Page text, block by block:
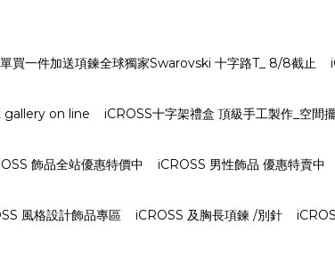
買一件加送項鍊全球獨家Swarovski 十字路T_ 8/8截止
gallery on line iCROSS十字架禮盒 頂級手工製作_空間
飾品全站優惠特價中 iCROSS 男性飾品 優惠特賣中
風格設計飾品專區 iCROSS 及胸長項鍊 /別針